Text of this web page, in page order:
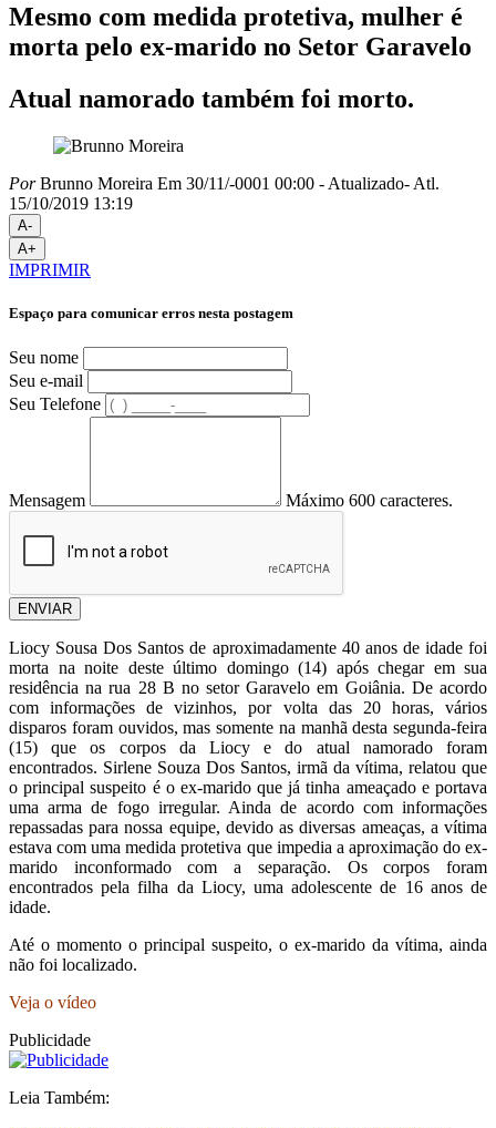
Mesmo com medida protetiva, mulher é
morta pelo ex-marido no Setor Garavelo
Atual namorado também foi morto.
PorBrunno Moreira Em 30/11/-0001 00:00 - Atualizado- Atl.
15/10/2019 13:19
A-
A+
IMPRIMIR
Espaço para comunicar erros nesta postagem
Seu nome
Seu e-mail
Seu Telefone
Mensagem Máximo 600 caracteres.
ENVIAR
Liocy Sousa Dos Santos de aproximadamente 40 anos de idade foi
morta na noite deste último domingo (14) após chegar em sua
residência na rua 28 B no setor Garavelo em Goiânia. De acordo
com informações de vizinhos, por volta das 20 horas, vários
disparos foram ouvidos, mas somente na manhã desta segunda-feira
(15) que os corpos da Liocy e do atual namorado foram
encontrados. Sirlene Souza Dos Santos, irmã da vítima, relatou que
o principal suspeito é o ex-marido que já tinha ameaçado e portava
uma arma de fogo irregular. Ainda de acordo com informações
repassadas para nossa equipe, devido as diversas ameaças, a vítima
estava com uma medida protetiva que impedia a aproximação do ex-
marido inconformado com a separação. Os corpos foram
encontrados pela filha da Liocy, uma adolescente de 16 anos de
idade.
Até o momento o principal suspeito, o ex-marido da vítima, ainda
não foi localizado.
Veja o vídeo
Publicidade
Leia Também: